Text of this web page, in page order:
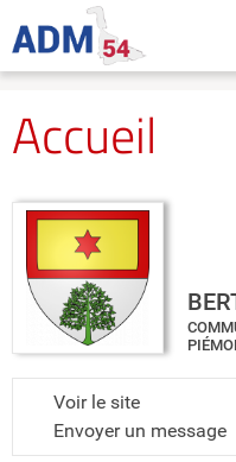
Accueil
Voir le site
Envoyer un message